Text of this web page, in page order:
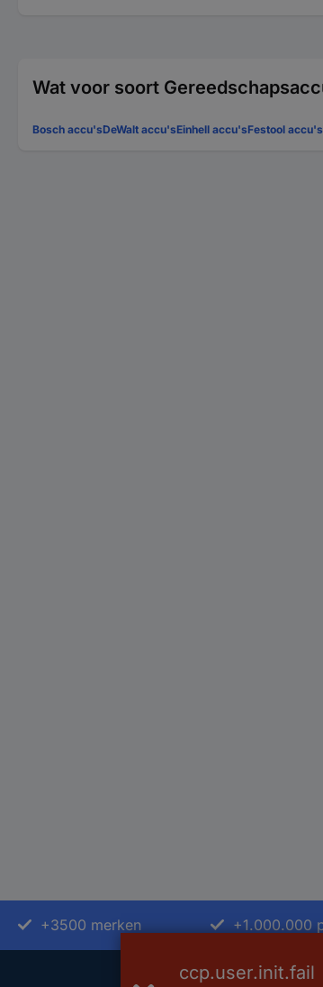
Wat voor soort
Bosch accu'sDeWalt accu'sEinhell accu'sFestool accu's
+3500 merken +1.000.000
ccp.user.init.fail